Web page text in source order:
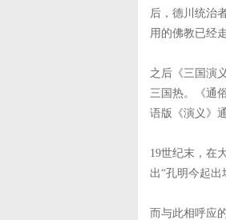
后，德川统治
用的佛教已经
之后《三国演
三国热。《通
语版《演义》
19世纪末，在
出“孔明今起
而与此相呼应